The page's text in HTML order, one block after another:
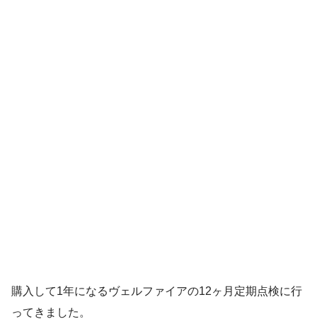
購入して1年になるヴェルファイアの12ヶ月定期点検に行
ってきました。